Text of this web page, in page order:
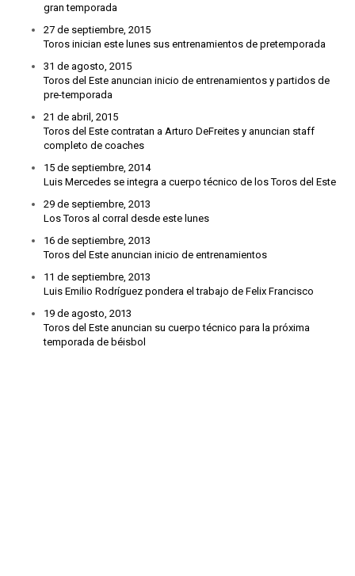
gran temporada
27 de septiembre, 2015
Toros inician este lunes sus entrenamientos de pretemporada
31 de agosto, 2015
Toros del Este anuncian inicio de entrenamientos y partidos de
pre-temporada
21 de abril, 2015
Toros del Este contratan a Arturo DeFreites y anuncian staff
completo de coaches
15 de septiembre, 2014
Luis Mercedes se integra a cuerpo técnico de los Toros del Este
29 de septiembre, 2013
Los Toros al corral desde este lunes
16 de septiembre, 2013
Toros del Este anuncian inicio de entrenamientos
11 de septiembre, 2013
Luis Emilio Rodríguez pondera el trabajo de Felix Francisco
19 de agosto, 2013
Toros del Este anuncian su cuerpo técnico para la próxima
temporada de béisbol